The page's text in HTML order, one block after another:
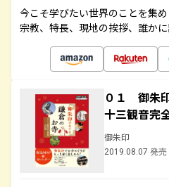
今こそ学びたい世界のことを集
宗教、特長、現地の挨拶、誰か
０１ 御朱
十三観音完
御朱印
2019.08.07 発売